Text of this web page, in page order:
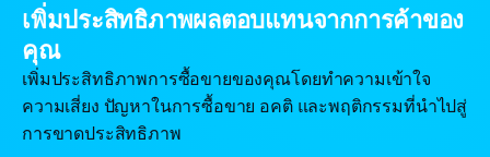
เพิ่มประสิทธิภาพผลตอบแทนจากการค้าของ
คุณ
เพิ่มประสิทธิภาพการซื้อขายของคุณโดยทำความเข้าใจ
ความเสี่ยง ปัญหาในการซื้อขาย อคติ และพฤติกรรมที่นำไปสู่
การขาดประสิทธิภาพ